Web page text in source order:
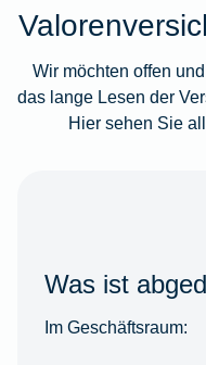
Wir möchten offen
das lange Lesen der
Hier sehen Sie
Was ist
Im Geschäftsraum: